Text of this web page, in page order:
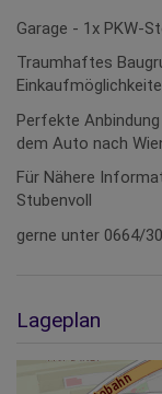
Garage - 1x PKW-
Traumhaftes
Perfekte
dem Auto nach
Für Nähere
Stubenvoll
gerne unter 0664/
Lageplan